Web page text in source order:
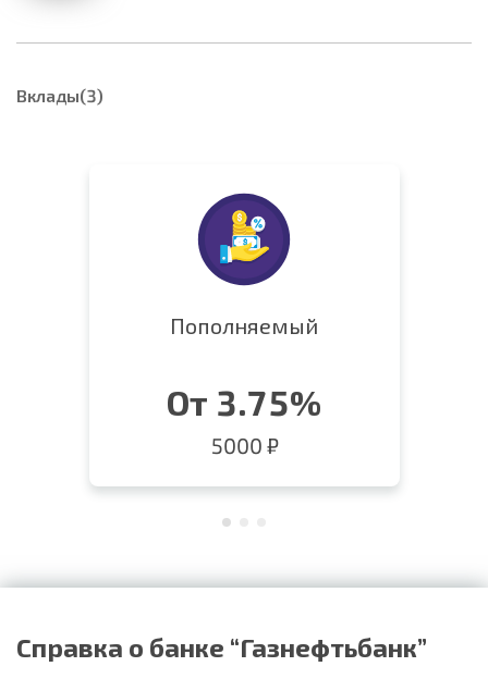
Вклады(3)
Пополняемый
От 3.75%
5000 ₽
Справка о банке “Газнефтьбанк”